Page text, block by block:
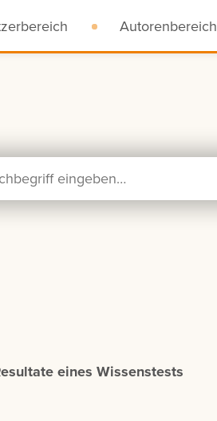
Autorenbereich
eines Wissenstests